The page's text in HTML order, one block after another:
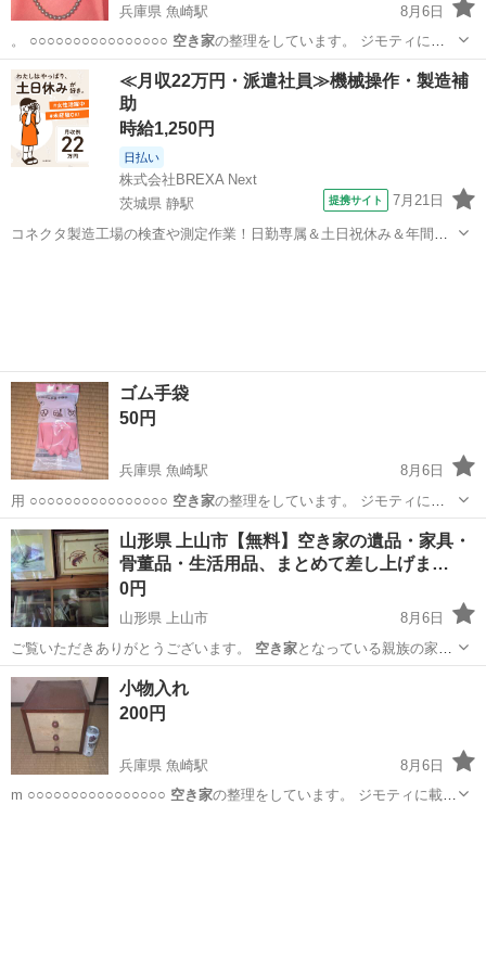
兵庫県 魚崎駅
8月6日
。 ○○○○○○○○○○○○○○○○ 空き家の整理をしています。 ジモティに載
せて…
兵庫 神戸市 魚崎駅 アクセサリー
≪月収22万円・派遣社員≫機械操作・製造補
助
時給1,250円
日払い
株式会社BREXA Next
茨城県 静駅
提携サイト 7月21日
コネクタ製造工場の検査や測定作業！日勤専属＆土日祝休み＆年間休
ゴム手袋
50円
兵庫県 魚崎駅
8月6日
用 ○○○○○○○○○○○○○○○○ 空き家の整理をしています。 ジモティに載
せて…
兵庫 神戸市 魚崎駅 調理器具
山形県 上山市【無料】空き家の遺品・家具・
骨董品・生活用品、まとめて差し上げま…
0円
山形県 上山市
8月6日
ご覧いただきありがとうございます。 ​ 空き家となっている親族の家の
遺品整理を行うこ…
山形 上山市 家具
小物入れ
200円
兵庫県 魚崎駅
8月6日
m ○○○○○○○○○○○○○○○○ 空き家の整理をしています。 ジモティに載せ